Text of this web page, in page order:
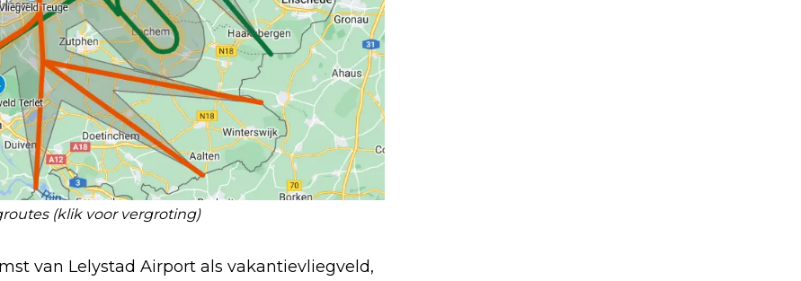
(klik voor vergroting)
van Lelystad Airport als vakantievliegveld,